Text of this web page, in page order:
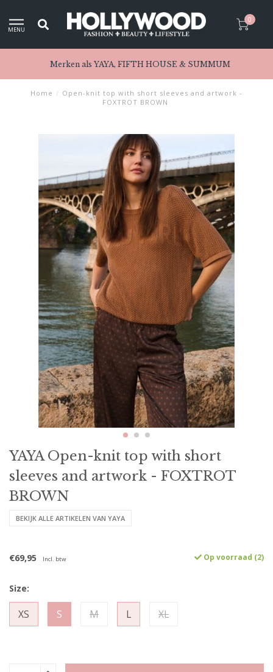
MENU
0
Merken als YAYA, FIFTH HOUSE & SUMMUM
Home / Open-knit top with short sleeves and artwork -
FOXTROT BROWN
YAYA Open-knit top with short
sleeves and artwork - FOXTROT
BROWN
BEKIJK ALLE ARTIKELEN VAN YAYA
€69,95 Incl. btw Op voorraad (2)
Size:
XS S M L XL